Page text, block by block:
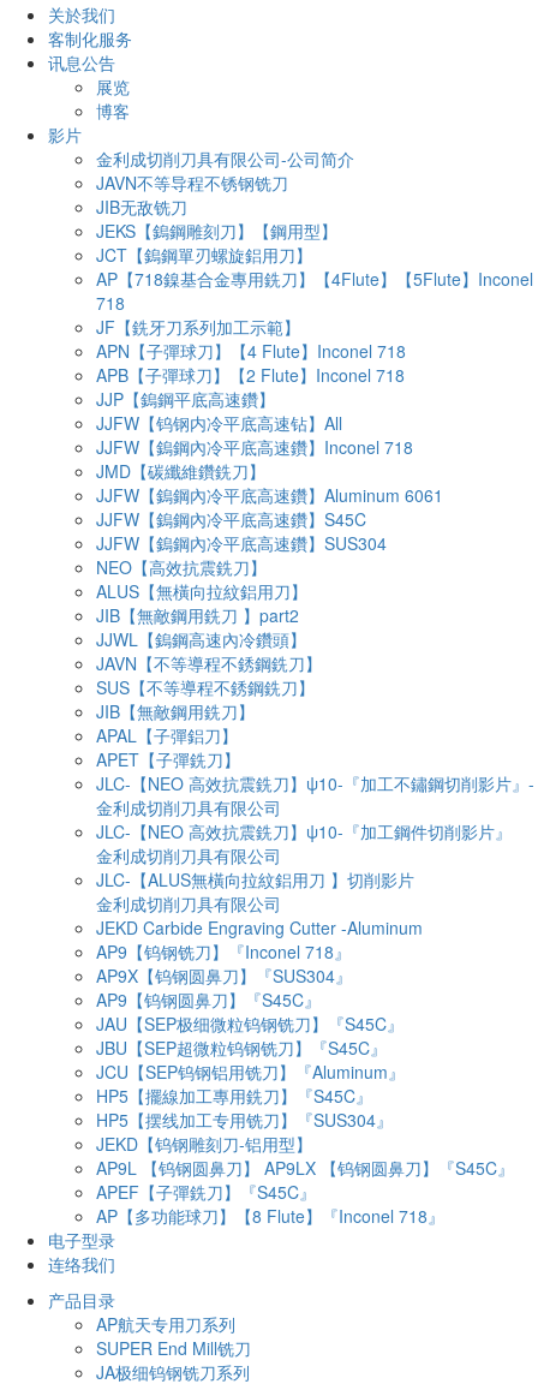
关於我们
客制化服务
讯息公告
展览
博客
影片
金利成切削刀具有限公司-公司简介
JAVN不等导程不锈钢铣刀
JIB无敌铣刀
JEKS【鎢鋼雕刻刀】【鋼用型】
JCT【鎢鋼單刃螺旋鋁用刀】
AP【718鎳基合金專用銑刀】【4Flute】【5Flute】Inconel
718
JF【銑牙刀系列加工示範】
APN【子彈球刀】【4 Flute】Inconel 718
APB【子彈球刀】【2 Flute】Inconel 718
JJP【鎢鋼平底高速鑽】
JJFW【钨钢内冷平底高速钻】All
JJFW【鎢鋼內冷平底高速鑽】Inconel 718
JMD【碳纖維鑽銑刀】
JJFW【鎢鋼內冷平底高速鑽】Aluminum 6061
JJFW【鎢鋼內冷平底高速鑽】S45C
JJFW【鎢鋼內冷平底高速鑽】SUS304
NEO【高效抗震銑刀】
ALUS【無橫向拉紋鋁用刀】
JIB【無敵鋼用銑刀 】part2
JJWL【鎢鋼高速內冷鑽頭】
JAVN【不等導程不銹鋼銑刀】
SUS【不等導程不銹鋼銑刀】
JIB【無敵鋼用銑刀】
APAL【子彈鋁刀】
APET【子彈銑刀】
JLC-【NEO 高效抗震銑刀】ψ10-『加工不鏽鋼切削影片』-
金利成切削刀具有限公司
JLC-【NEO 高效抗震銑刀】ψ10-『加工鋼件切削影片』
金利成切削刀具有限公司
JLC-【ALUS無橫向拉紋鋁用刀 】切削影片
金利成切削刀具有限公司
JEKD Carbide Engraving Cutter -Aluminum
AP9【钨钢铣刀】『Inconel 718』
AP9X【钨钢圆鼻刀】『SUS304』
AP9【钨钢圆鼻刀】『S45C』
JAU【SEP极细微粒钨钢铣刀】『S45C』
JBU【SEP超微粒钨钢铣刀】『S45C』
JCU【SEP钨钢铝用铣刀】『Aluminum』
HP5【擺線加工專用銑刀】『S45C』
HP5【摆线加工专用铣刀】『SUS304』
JEKD【钨钢雕刻刀-铝用型】
AP9L 【钨钢圆鼻刀】 AP9LX 【钨钢圆鼻刀】『S45C』
APEF【子彈銑刀】『S45C』
AP【多功能球刀】【8 Flute】『Inconel 718』
电子型录
连络我们
产品目录
AP航天专用刀系列
SUPER End Mill铣刀
JA极细钨钢铣刀系列